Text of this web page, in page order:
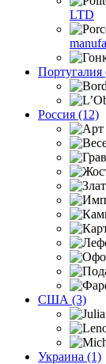
LTD
Португалия
Россия (12)
США (3)
Украина (1)